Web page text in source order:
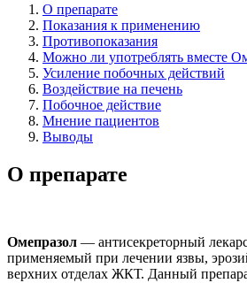
О препарате
Показания к применению
Противопоказания
Можно ли употреблять вместе
Усиление побочных действий
Воздействие на печень
Побочное действие
Мнение пациентов
Выводы
О препарате
Омепразол — антисекреторный
применяемый при лечении язвы,
верхних отделах ЖКТ. Данный